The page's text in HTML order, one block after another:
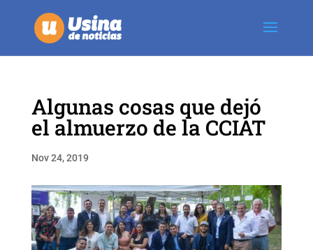
Algunas cosas que dejó
el almuerzo de la CCIAT
Nov 24, 2019